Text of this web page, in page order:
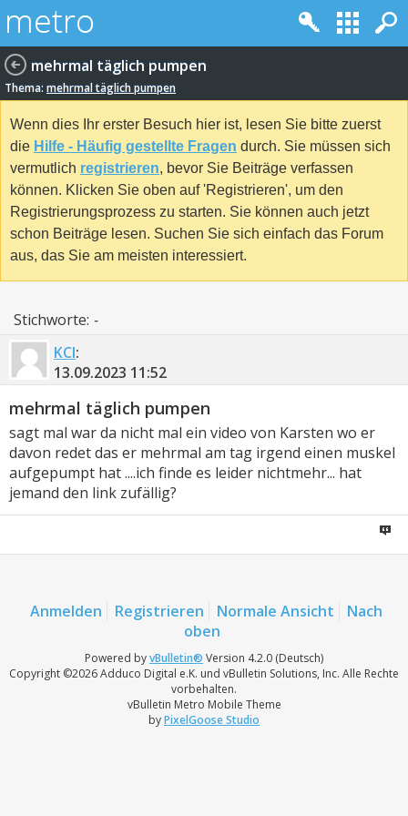
mehrmal täglich pumpen
Thema: mehrmal täglich pumpen
Wenn dies Ihr erster Besuch hier ist, lesen Sie bitte zuerst
die Hilfe - Häufig gestellte Fragen durch. Sie müssen sich
vermutlich registrieren, bevor Sie Beiträge verfassen
können. Klicken Sie oben auf 'Registrieren', um den
Registrierungsprozess zu starten. Sie können auch jetzt
schon Beiträge lesen. Suchen Sie sich einfach das Forum
aus, das Sie am meisten interessiert.
Stichworte: -
KCI:
13.09.2023 11:52
mehrmal täglich pumpen
sagt mal war da nicht mal ein video von Karsten wo er
davon redet das er mehrmal am tag irgend einen muskel
aufgepumpt hat ....ich finde es leider nichtmehr... hat
jemand den link zufällig?
Anmelden Registrieren Normale Ansicht
Nach
oben
Powered byvBulletin® Version 4.2.0 (Deutsch)
Copyright ©2026 Adduco Digital e.K. und vBulletin Solutions, Inc. Alle Rechte
vorbehalten.
vBulletin Metro Mobile Theme
byPixelGoose Studio